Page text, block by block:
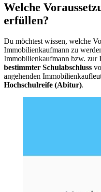
Welche
erfüllen?
Du möchtest wissen, welche
Immobilienkaufmann zu
Immobilienkaufmann bzw. zur
bestimmter Schulabschluss
angehenden
Hochschulreife (Abitur).